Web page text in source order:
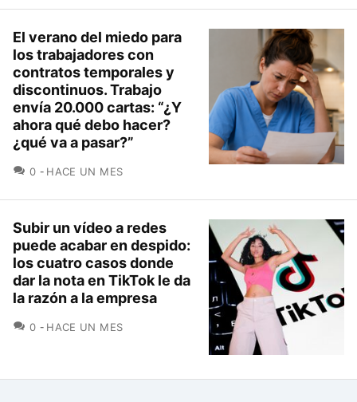
El verano del miedo para
los trabajadores con
contratos temporales y
discontinuos. Trabajo
envía 20.000 cartas: “¿Y
ahora qué debo hacer?
¿qué va a pasar?”
0 COMENTARIOS
HACE UN MES
Subir un vídeo a redes
puede acabar en despido:
los cuatro casos donde
dar la nota en TikTok le da
la razón a la empresa
0 COMENTARIOS
HACE UN MES